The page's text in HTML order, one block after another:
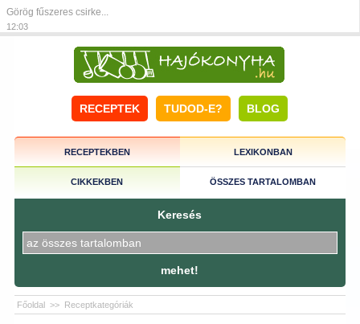
Görög fűszeres csirke...
12:03
RECEPTEK TUDOD-E? BLOG
RECEPTEKBEN LEXIKONBAN
CIKKEKBEN ÖSSZES TARTALOMBAN
Keresés
mehet!
Főoldal >> Receptkategóriák